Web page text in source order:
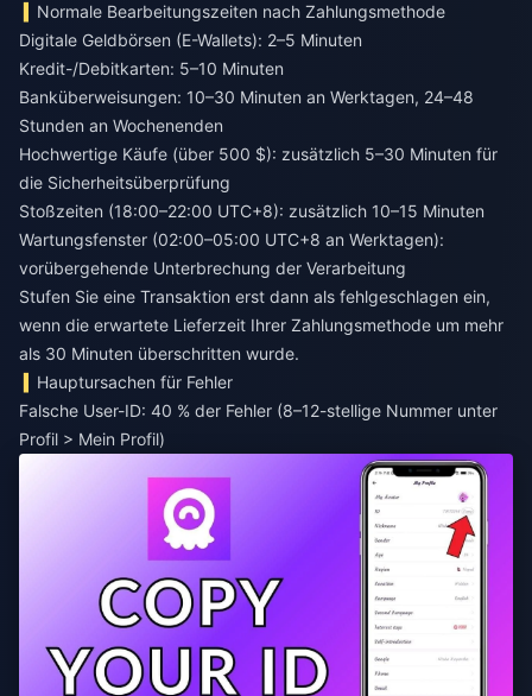
Normale Bearbeitungszeiten nach Zahlungsmethode
Digitale Geldbörsen (E-Wallets): 2–5 Minuten
Kredit-/Debitkarten: 5–10 Minuten
Banküberweisungen: 10–30 Minuten an Werktagen, 24–48
Stunden an Wochenenden
Hochwertige Käufe (über 500 $): zusätzlich 5–30 Minuten für
die Sicherheitsüberprüfung
Stoßzeiten (18:00–22:00 UTC+8): zusätzlich 10–15 Minuten
Wartungsfenster (02:00–05:00 UTC+8 an Werktagen):
vorübergehende Unterbrechung der Verarbeitung
Stufen Sie eine Transaktion erst dann als fehlgeschlagen ein,
wenn die erwartete Lieferzeit Ihrer Zahlungsmethode um mehr
als 30 Minuten überschritten wurde.
Hauptursachen für Fehler
Falsche User-ID: 40 % der Fehler (8–12-stellige Nummer unter
Profil > Mein Profil)